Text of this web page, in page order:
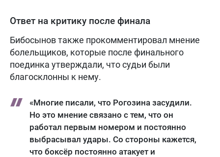
Ответ на критику после финала
Бибосынов также прокомментировал мнение
болельщиков, которые после финального
поединка утверждали, что судьи были
благосклонны к нему.
«Многие писали, что Рогозина засудили.
Но это мнение связано с тем, что он
работал первым номером и постоянно
выбрасывал удары. Со стороны кажется,
что боксёр постоянно атакует и